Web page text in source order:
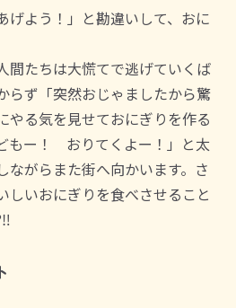
げよう！」と勘違いして、おに
間たちは大慌てで逃げていくば
らず「突然おじゃましたから驚
やる気を見せておにぎりを作る
もー！ おりてくよー！」と太
ながらまた街へ向かいます。さ
しいおにぎりを食べさせること